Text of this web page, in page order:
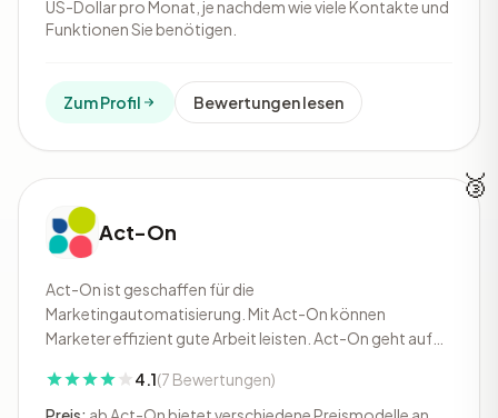
US-Dollar pro Monat, je nachdem wie viele Kontakte und
Funktionen Sie benötigen.
Zum Profil Bewertungen lesen
🥉
Act-On
Act-On ist geschaffen für die
Marketingautomatisierung. Mit Act-On können
Marketer effizient gute Arbeit leisten. Act-On geht auf
ist es möglich bessere Geschäftsergebnisse zu erzielen.
4.1(7 Bewertungen)